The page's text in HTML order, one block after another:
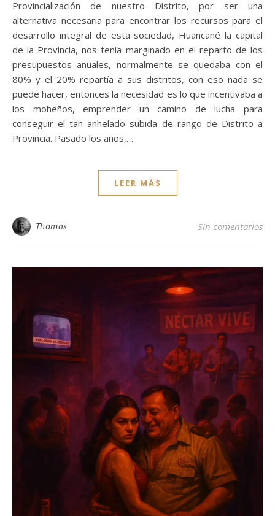
Provincialización de nuestro Distrito, por ser una
alternativa necesaria para encontrar los recursos para el
desarrollo integral de esta sociedad, Huancané la capital
de la Provincia, nos tenía marginado en el reparto de los
presupuestos anuales, normalmente se quedaba con el
80% y el 20% repartía a sus distritos, con eso nada se
puede hacer, entonces la necesidad es lo que incentivaba a
los moheños, emprender un camino de lucha para
conseguir el tan anhelado subida de rango de Distrito a
Provincia. Pasado los años,…
LEER MÁS
Thomas Sin comentarios